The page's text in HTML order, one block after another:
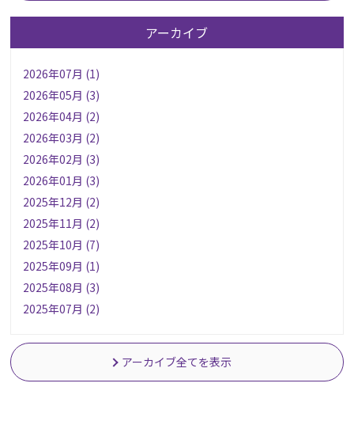
アーカイブ
2026年07月 (1)
2026年05月 (3)
2026年04月 (2)
2026年03月 (2)
2026年02月 (3)
2026年01月 (3)
2025年12月 (2)
2025年11月 (2)
2025年10月 (7)
2025年09月 (1)
2025年08月 (3)
2025年07月 (2)
アーカイブ全てを表示